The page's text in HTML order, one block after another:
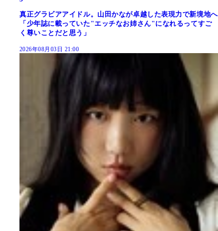
真正グラビアアイドル。山田かなが卓越した表現力で新境地へ
「少年誌に載っていた"エッチなお姉さん"になれるってすご
く尊いことだと思う」
2026年08月03日 21:00